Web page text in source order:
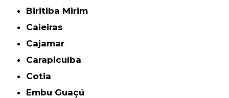
Biritiba Mirim
Caieiras
Cajamar
Carapicuíba
Cotia
Embu Guaçú